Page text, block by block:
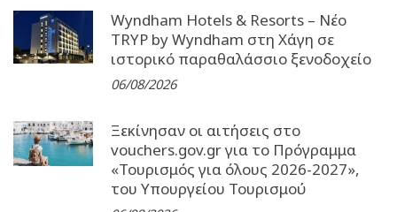
Wyndham Hotels & Resorts – Νέο
TRYP by Wyndham στη Χάγη σε
ιστορικό παραθαλάσσιο ξενοδοχείο
06/08/2026
Ξεκίνησαν οι αιτήσεις στο
vouchers.gov.gr για το Πρόγραμμα
«Τουρισμός για όλους 2026-2027»,
του Υπουργείου Τουρισμού